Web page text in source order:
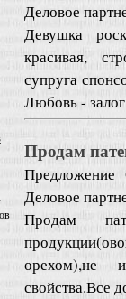
Деловое
Девушка
красивая,
супруга
Любовь - залог
Продам
Предложение
Деловое
Продам
орехом),не
свойства.Все